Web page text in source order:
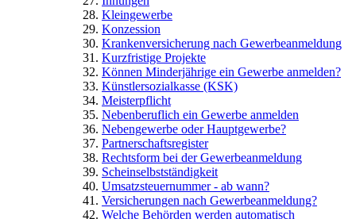
Kleingewerbe
Konzession
Krankenversicherung nach Gewerbeanmeldung
Kurzfristige Projekte
Können Minderjährige ein Gewerbe anmelden?
Künstlersozialkasse (KSK)
Meisterpflicht
Nebenberuflich ein Gewerbe anmelden
Nebengewerbe oder Hauptgewerbe?
Partnerschaftsregister
Rechtsform bei der Gewerbeanmeldung
Scheinselbstständigkeit
Umsatzsteuernummer - ab wann?
Versicherungen nach Gewerbeanmeldung?
Welche Behörden werden automatisch